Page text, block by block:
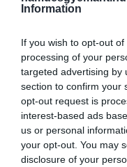
Information
If you wish to opt-out
processing of your
targeted advertising by
section to confirm your
opt-out request is
interest-based ads
us or personal
your opt-out. You may
disclosure of your